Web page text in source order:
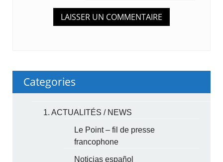
Categories
1. ACTUALITÉS / NEWS
Le Point – fil de presse
francophone
Noticias español